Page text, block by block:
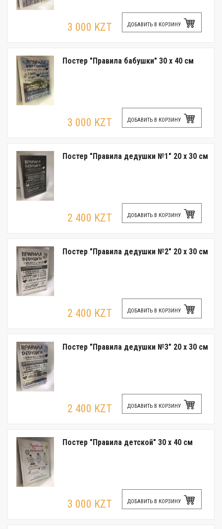
3 000 KZT ДОБАВИТЬ В КОРЗИНУ
Постер "Правила бабушки" 30 x 40 см
3 000 KZT ДОБАВИТЬ В КОРЗИНУ
Постер "Правила дедушки №1" 20 x 30 см
2 400 KZT ДОБАВИТЬ В КОРЗИНУ
Постер "Правила дедушки №2" 20 x 30 см
2 400 KZT ДОБАВИТЬ В КОРЗИНУ
Постер "Правила дедушки №3" 20 x 30 см
2 400 KZT ДОБАВИТЬ В КОРЗИНУ
Постер "Правила детской" 30 x 40 см
3 000 KZT ДОБАВИТЬ В КОРЗИНУ